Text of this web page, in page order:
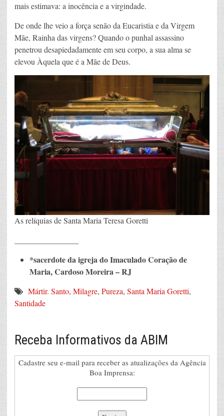
mais estimava: a inocência e a virgindade.
De onde lhe veio a força senão da Eucaristia e da Virgem
Mãe, Rainha das virgens? Quando o punhal assassino
penetrou desapiedadamente em seu corpo, a sua alma se
elevou Àquela que é a Mãe de Deus.
As relíquias de Santa Maria Teresa Goretti
*sacerdote da igreja do Imaculado Coração de
Maria, Cardoso Moreira – RJ
Mártir. Santo, Milagre, Pureza, Santa Maria Goretti,
Santidade
Receba Informativos da ABIM
Cadastre seu e-mail para receber as atualizações da Agência
Boa Imprensa: